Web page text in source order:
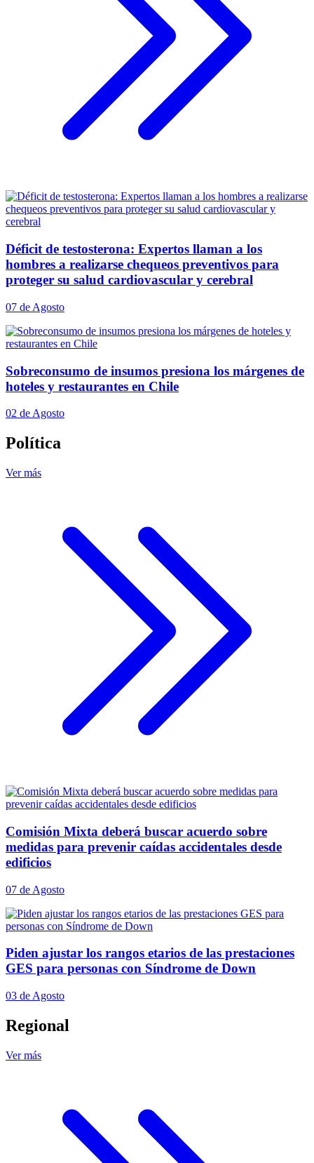
Déficit de testosterona: Expertos llaman a los
hombres a realizarse chequeos preventivos para
proteger su salud cardiovascular y cerebral
07 de Agosto
Sobreconsumo de insumos presiona los márgenes de
hoteles y restaurantes en Chile
02 de Agosto
Política
Ver más
Comisión Mixta deberá buscar acuerdo sobre
medidas para prevenir caídas accidentales desde
edificios
07 de Agosto
Piden ajustar los rangos etarios de las prestaciones
GES para personas con Síndrome de Down
03 de Agosto
Regional
Ver más